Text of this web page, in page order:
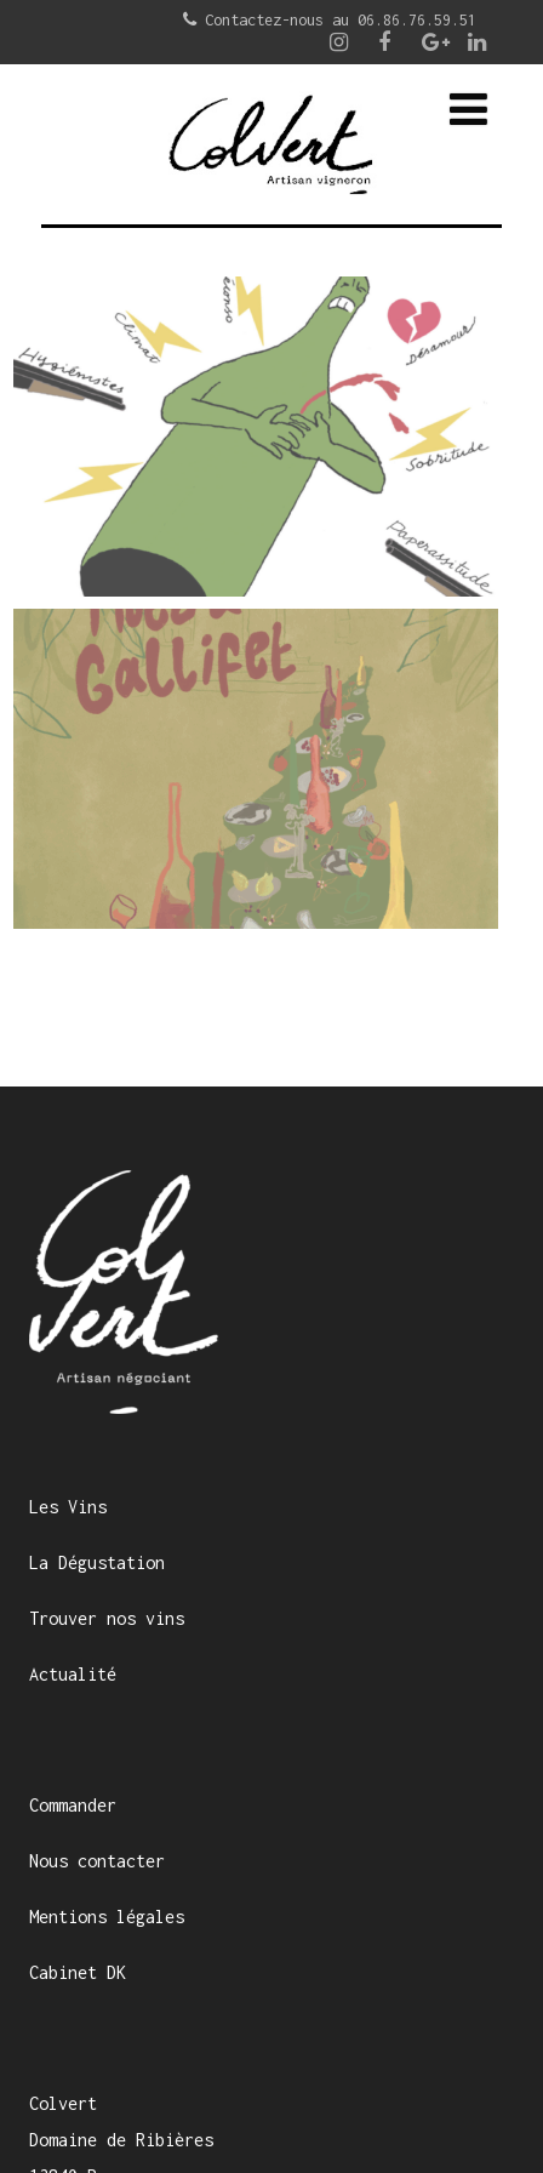
Contactez-nous au 06.86.76.59.51
Les Vins
La Dégustation
Trouver nos vins
Actualité
Commander
Nous contacter
Mentions légales
Cabinet DK
Colvert
Domaine de Ribières